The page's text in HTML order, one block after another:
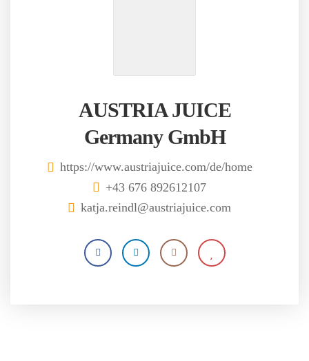
AUSTRIA JUICE
Germany GmbH
https://www.austriajuice.com/de/home
+43 676 892612107
katja.reindl@austriajuice.com